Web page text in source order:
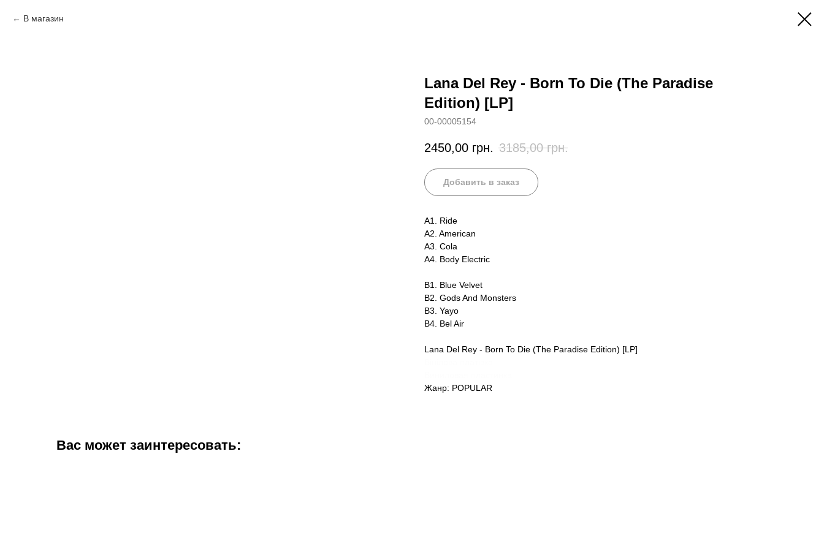
В магазин
Lana Del Rey - Born To Die (The Paradise
Edition) [LP]
00-00005154
2450,00 грн. 3185,00 грн.
Добавить в заказ
A1. Ride
A2. American
A3. Cola
A4. Body Electric
B1. Blue Velvet
B2. Gods And Monsters
B3. Yayo
B4. Bel Air
Lana Del Rey - Born To Die (The Paradise Edition) [LP]
Жанр: POPULAR
Вас может заинтересовать: